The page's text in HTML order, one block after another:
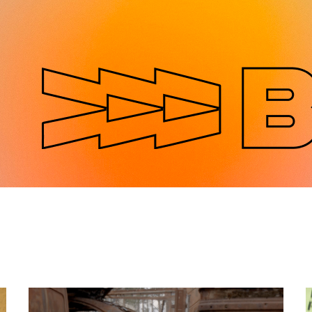
Jump to navigation